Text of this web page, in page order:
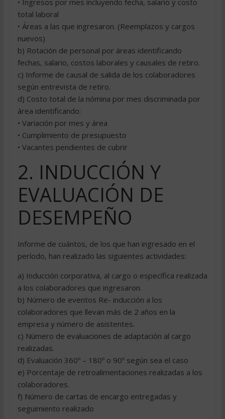
total laboral
• Áreas a las que ingresaron. (Reemplazos y cargos
nuevos)
b) Rotación de personal por áreas identificando
fechas, salario, costos laborales y causales de retiro.
c) Informe de causal de salida de los colaboradores
según entrevista de retiro.
d) Costo total de la nómina por mes discriminada por
área identificando:
• Variación por mes y área
• Cumplimiento de presupuesto
• Vacantes pendientes de cubrir
2. INDUCCIÓN Y
EVALUACIÓN DE
DESEMPEÑO
Informe de cuántos, de los que han ingresado en el
período, han realizado las siguientes actividades:
a) Inducción corporativa, al cargo o específica realizada
a los colaboradores que ingresaron.
b) Número de eventos Re- inducción a los
colaboradores que llevan más de 2 años en la
empresa y número de asistentes.
c) Número de evaluaciones de adaptación al cargo
realizadas.
d) Evaluación 360º – 180º o 90º según sea el caso
e) Porcentaje de retroalimentaciones realizadas a los
colaboradores.
f) Número de cartas de encargo entregadas y
seguimiento realizado